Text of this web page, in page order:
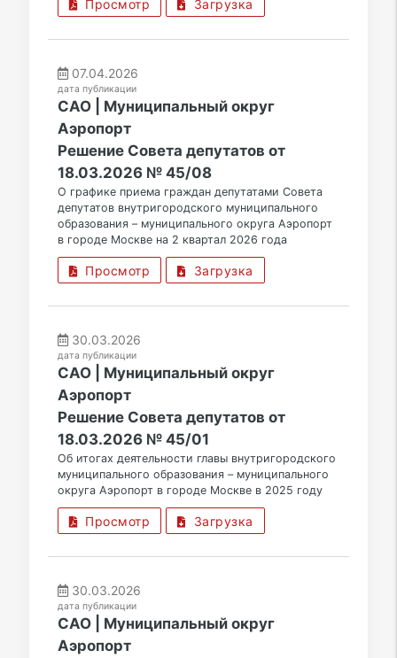
Просмотр Загрузка
07.04.2026
дата публикации
САО | Муниципальный округ
Аэропорт
Решение Совета депутатов от
18.03.2026 № 45/08
О графике приема граждан депутатами Совета
депутатов внутригородского муниципального
образования – муниципального округа Аэропорт
в городе Москве на 2 квартал 2026 года
Просмотр Загрузка
30.03.2026
дата публикации
САО | Муниципальный округ
Аэропорт
Решение Совета депутатов от
18.03.2026 № 45/01
Об итогах деятельности главы внутригородского
муниципального образования – муниципального
округа Аэропорт в городе Москве в 2025 году
Просмотр Загрузка
30.03.2026
дата публикации
САО | Муниципальный округ
Аэропорт